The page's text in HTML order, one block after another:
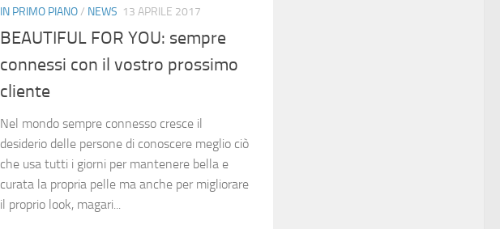
IN PRIMO PIANO/ NEWS 13 APRILE 2017
BEAUTIFUL FOR YOU: sempre
connessi con il vostro prossimo
cliente
Nel mondo sempre connesso cresce il
desiderio delle persone di conoscere meglio ciò
che usa tutti i giorni per mantenere bella e
curata la propria pelle ma anche per migliorare
il proprio look, magari...